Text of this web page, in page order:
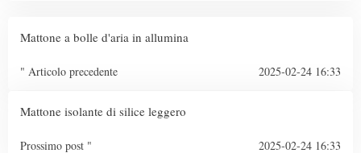
Mattone a bolle d'aria in allumina
" Articolo precedente 2025-02-24 16:33
Mattone isolante di silice leggero
Prossimo post " 2025-02-24 16:33